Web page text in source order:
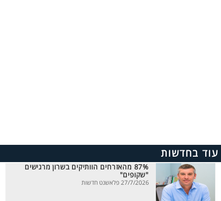
עוד בחדשות
87% מהאזרחים הוותיקים בשרון מרגישים
"שקופים"
27/7/2026 פלאשנט חדשות